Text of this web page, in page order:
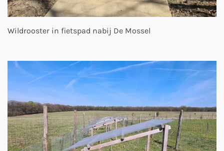
Wildrooster in fietspad nabij De Mossel